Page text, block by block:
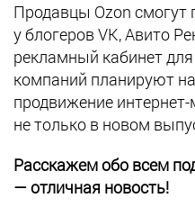
Продавцы Ozon смогут
у блогеров VK, Авито
рекламный кабинет для
компаний планируют
продвижение
не только в новом
Расскажем обо всем
— отличная новость!